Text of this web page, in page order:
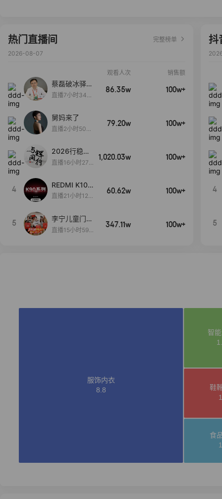
热门直播间
完整榜单
2026-08-07
观看人次 销售额
蔡磊破冰驿站
直播间好物分
直播7小时34分
86.35w 100w+
舅妈来了
直播2小时50分
79.20w 100w+
2026行稳致
远
直播16小时27
1,020.03w 100w+
4
REDMI K100
Pro系列新品
启！
直播21小时12
60.62w 100w+
5
李宁儿童门店
爆款赤兔8pr
直播15小时59
347.11w 100w+
抖
4
5